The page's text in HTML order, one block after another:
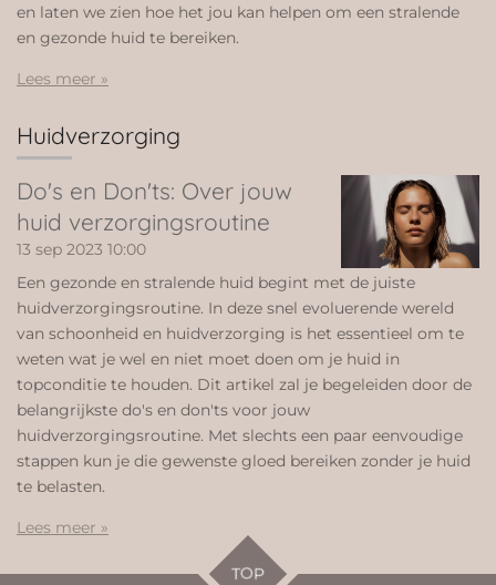
en laten we zien hoe het jou kan helpen om een stralende
en gezonde huid te bereiken.
Lees meer »
Huidverzorging
Do's en Don'ts: Over jouw
huid verzorgingsroutine
13 sep 2023 10:00
Een gezonde en stralende huid begint met de juiste
huidverzorgingsroutine. In deze snel evoluerende wereld
van schoonheid en huidverzorging is het essentieel om te
weten wat je wel en niet moet doen om je huid in
topconditie te houden. Dit artikel zal je begeleiden door de
belangrijkste do's en don'ts voor jouw
huidverzorgingsroutine. Met slechts een paar eenvoudige
stappen kun je die gewenste gloed bereiken zonder je huid
te belasten.
Lees meer »
TOP